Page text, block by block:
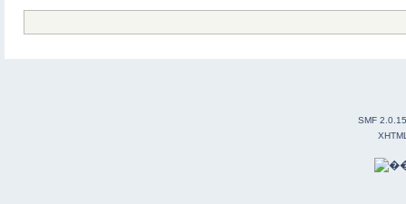
SMF 2.0.15